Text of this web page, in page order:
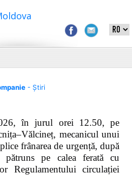
- Știri
în jurul orei 12.50, pe
mecanicul unui
frânarea de urgență, după
pe calea ferată cu
Regulamentului circulației